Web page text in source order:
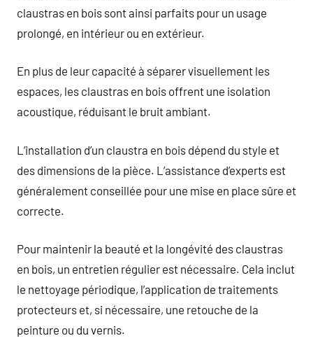
claustras en bois sont ainsi parfaits pour un usage
prolongé, en intérieur ou en extérieur.
En plus de leur capacité à séparer visuellement les
espaces, les claustras en bois offrent une isolation
acoustique, réduisant le bruit ambiant.
L’installation d’un claustra en bois dépend du style et
des dimensions de la pièce. L’assistance d’experts est
généralement conseillée pour une mise en place sûre et
correcte.
Pour maintenir la beauté et la longévité des claustras
en bois, un entretien régulier est nécessaire. Cela inclut
le nettoyage périodique, l’application de traitements
protecteurs et, si nécessaire, une retouche de la
peinture ou du vernis.